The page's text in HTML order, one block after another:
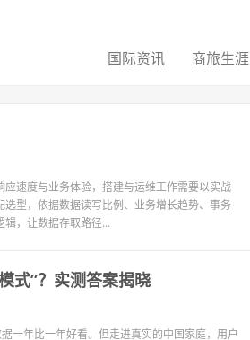
国际资讯 商旅生涯
速度与业务体验，搭建与运维工作需要以实战
型，依据数据读写比例、业务增长趋势、事务
，让数据存取路径...
式”？实测答案揭晓
一年比一年好看。但走进真实的中国家庭，用户